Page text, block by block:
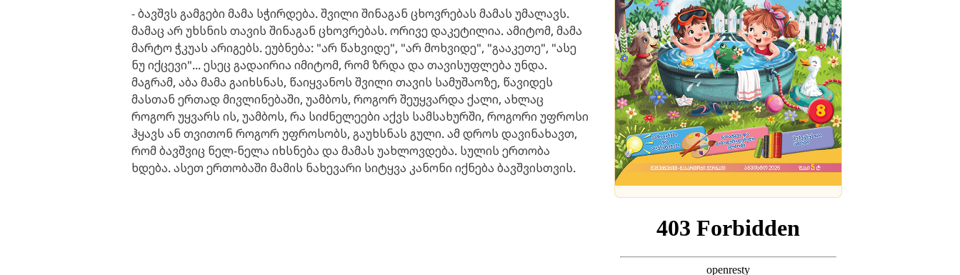
- ბავშვს გამგები მამა სჭირდება. შვილი შინაგან ცხოვრებას მამას უმალავს.
მამაც არ უხსნის თავის შინაგან ცხოვრებას. ორივე დაკეტილია. ამიტომ, მამა
მარტო ჭკუას არიგებს. ეუბნება: "არ წახვიდე", "არ მოხვიდე", "გააკეთე", "ასე
ნუ იქცევი"... ესეც გადაირია იმიტომ, რომ ზრდა და თავისუფლება უნდა.
მაგრამ, აბა მამა გაიხსნას, წაიყვანოს შვილი თავის სამუშაოზე, წავიდეს
მასთან ერთად მივლინებაში, უამბოს, როგორ შეუყვარდა ქალი, ახლაც
როგორ უყვარს ის, უამბოს, რა სიძნელეები აქვს სამსახურში, როგორი უფროსი
ჰყავს ან თვითონ როგორ უფროსობს, გაუხსნას გული. ამ დროს დავინახავთ,
რომ ბავშვიც ნელ-ნელა იხსნება და მამას უახლოვდება. სულის ერთობა
ხდება. ასეთ ერთობაში მამის ნახევარი სიტყვა კანონი იქნება ბავშვისთვის.